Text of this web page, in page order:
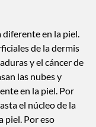
diferente en la piel.
de la dermis
y el cáncer de
las nubes y
en la piel. Por
el núcleo de la
piel. Por eso